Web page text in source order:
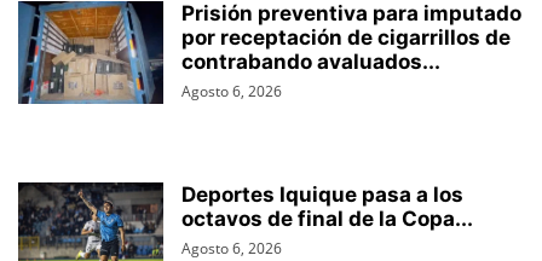
Prisión preventiva para imputado
por receptación de cigarrillos de
contrabando avaluados...
Agosto 6, 2026
Deportes Iquique pasa a los
octavos de final de la Copa...
Agosto 6, 2026